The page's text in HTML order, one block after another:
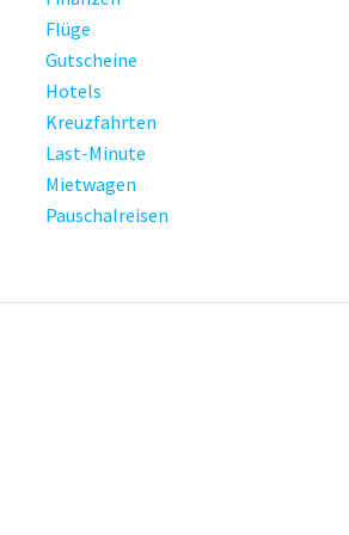
Flüge
Gutscheine
Hotels
Kreuzfahrten
Last-Minute
Mietwagen
Pauschalreisen